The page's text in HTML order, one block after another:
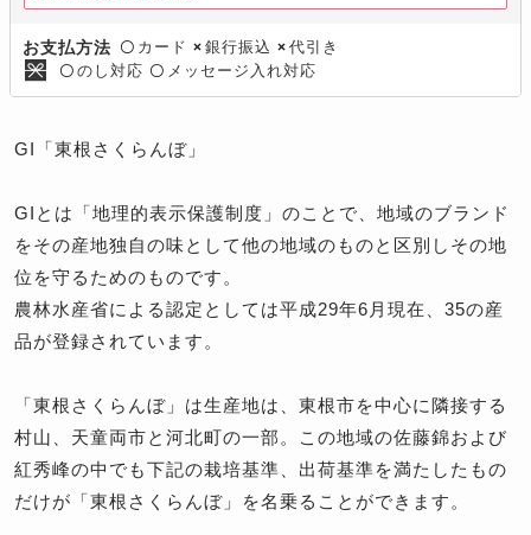
お支払方法 〇 カード × 銀行振込 × 代引き
〇 のし対応 〇 メッセージ入れ対応
GI「東根さくらんぼ」
GIとは「地理的表示保護制度」のことで、地域のブランド
をその産地独自の味として他の地域のものと区別しその地
位を守るためのものです。
農林水産省による認定としては平成29年6月現在、35の産
品が登録されています。
「東根さくらんぼ」は生産地は、東根市を中心に隣接する
村山、天童両市と河北町の一部。この地域の佐藤錦および
紅秀峰の中でも下記の栽培基準、出荷基準を満たしたもの
だけが「東根さくらんぼ」を名乗ることができます。